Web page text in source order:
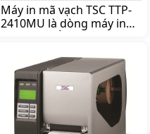
Máy in mã vạch TSC TTP-
2410MU là dòng máy in
2410MU lên ngay
shoppos.vn để nhận được
nhiều ưu đãi và giá tốt!!